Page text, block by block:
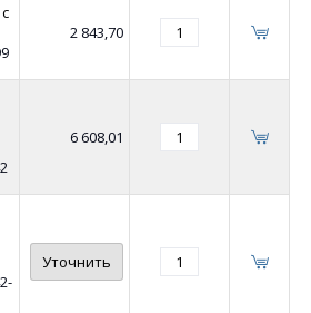
2 843,70
6 608,01
Уточнить